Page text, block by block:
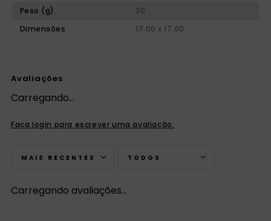
Peso (g)
30
Dimensões
17,00 x 17,00
Avaliações
Carregando…
Faça login para escrever uma avaliação.
MAIS RECENTES TODOS
Carregando avaliações…